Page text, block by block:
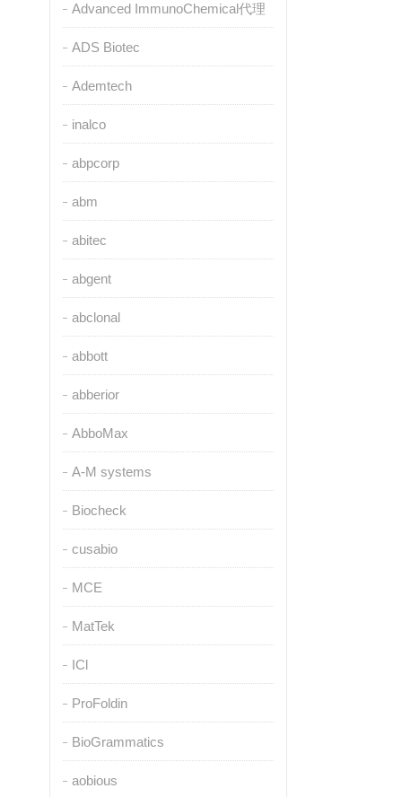
Advanced ImmunoChemical代理
ADS Biotec
Ademtech
inalco
abpcorp
abm
abitec
abgent
abclonal
abbott
abberior
AbboMax
A-M systems
Biocheck
cusabio
MCE
MatTek
ICl
ProFoldin
BioGrammatics
aobious